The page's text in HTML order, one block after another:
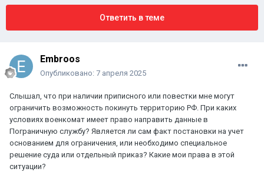
Ответить в теме
Embroos
Опубликовано: 7 апреля 2025
Слышал, что при наличии приписного или повестки мне могут
ограничить возможность покинуть территорию РФ. При каких
условиях военкомат имеет право направить данные в
Пограничную службу? Является ли сам факт постановки на учет
основанием для ограничения, или необходимо специальное
решение суда или отдельный приказ? Какие мои права в этой
ситуации?